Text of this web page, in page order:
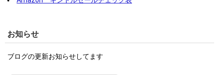
お知らせ
ブログの更新お知らせしてます